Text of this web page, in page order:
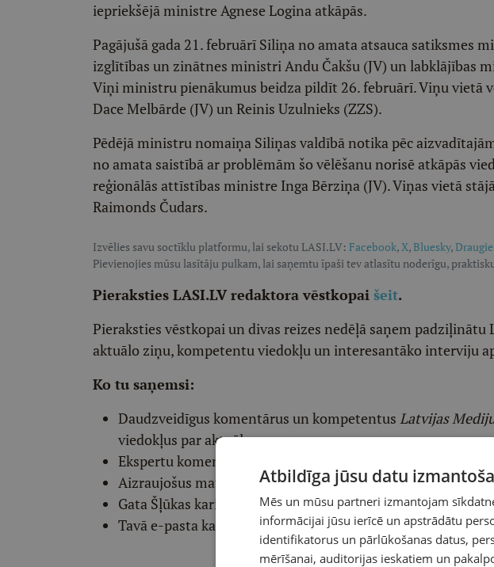
iepriekšējā ministre Agnese Logina atkāpās.
Pagājušā gada 21. februārī Siliņa no amata atsauca satiksmes
izglītības un zinātnes ministri Andu Čakšu (JV) un labklājības
Viņi ministru pienākumus beidza pildīt 26. februārī. Viņu vietā
Dace Melbārde (JV) un Reinis Uzulnieks (ZZS).
Pēdējā ministru nomaiņa Siliņas valdībā notika pēc
no amata saistībā ar problēmām šo vēlēšanu norisē atkāpās
reģionālās attīstības ministre Inga Bērziņa (JV). Viņas vietā
Raimonds Čudars.
Izvēlies savu soctīklu platformu, lai sekotu LASI.LV: Facebook,X,Bluesky,
Pievienojies mūsu lasītāju pulkam, lai saņemtu īpaši tev atlasītu noderīgu,
Pieraksties LASI.LV redaktora vēstkopai šeit.
Pieraksties vēstkopai un divas reizes nedēļā saņem padziļinātu
aktuālo ziņu, kompetentu viedokļu un interesantāko interviju
Ko tu saņemsi:
Daudzveidīgus komentārus un kompetentus Latvijas
viedokļus par aktuālo
Ekspertu komentārus par dažādiem praktiskiem,
Aizraujošus materiālus par vēsturi, psiholoģiju, kultūru
Gata Šļūkas karikatūru
Tavā e-pasta kastītē katru ceturtdienu
Atbildīga jūsu datu
Mēs un mūsu partneri izmantojam
informācijai jūsu ierīcē un apstrādātu
identifikatorus un pārlūkošanas datus,
mērīšanai, auditorijas ieskatiem un